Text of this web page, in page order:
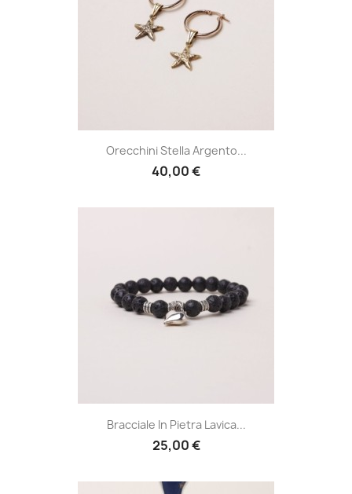
Orecchini Stella Argento...
40,00 €
Bracciale In Pietra Lavica...
25,00 €